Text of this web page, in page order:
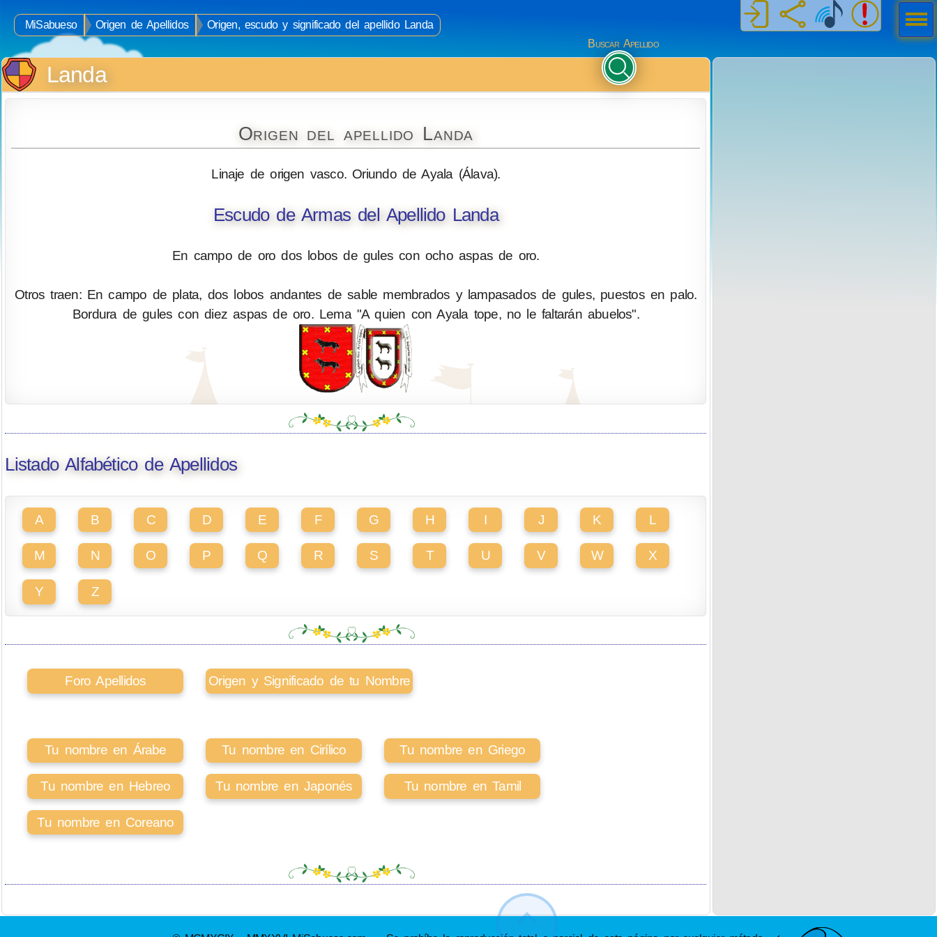
MiSabueso Origen de Apellidos
Origen, escudo y significado del apellido Landa
Buscar Apellido
Landa
Origen del apellido Landa
Linaje de origen vasco. Oriundo de Ayala (Álava).
Escudo de Armas del Apellido Landa
En campo de oro dos lobos de gules con ocho aspas de oro.
Otros traen: En campo de plata, dos lobos andantes de sable membrados y lampasados de gules, puestos en palo.
Bordura de gules con diez aspas de oro. Lema "A quien con Ayala tope, no le faltarán abuelos".
Listado Alfabético de Apellidos
A B C D E F G H I J K L
M N O P Q R S T U V W X
Y Z
Foro Apellidos Origen y Significado de tu Nombre
Tu nombre en Árabe Tu nombre en Cirílico Tu nombre en Griego
Tu nombre en Hebreo Tu nombre en Japonés Tu nombre en Tamil
Tu nombre en Coreano
Men
ú